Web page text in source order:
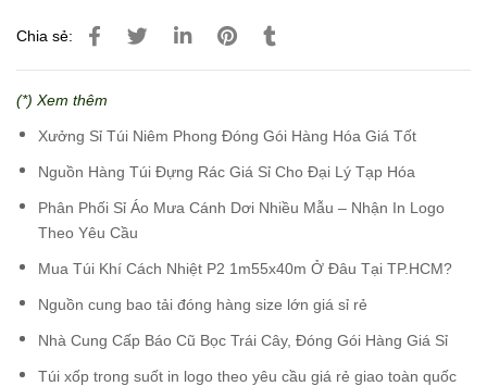
Chia sẻ:
(*) Xem thêm
Xưởng Sỉ Túi Niêm Phong Đóng Gói Hàng Hóa Giá Tốt
Nguồn Hàng Túi Đựng Rác Giá Sỉ Cho Đại Lý Tạp Hóa
Phân Phối Sỉ Áo Mưa Cánh Dơi Nhiều Mẫu – Nhận In Logo
Theo Yêu Cầu
Mua Túi Khí Cách Nhiệt P2 1m55x40m Ở Đâu Tại TP.HCM?
Nguồn cung bao tải đóng hàng size lớn giá sỉ rẻ
Nhà Cung Cấp Báo Cũ Bọc Trái Cây, Đóng Gói Hàng Giá Sỉ
Túi xốp trong suốt in logo theo yêu cầu giá rẻ giao toàn quốc